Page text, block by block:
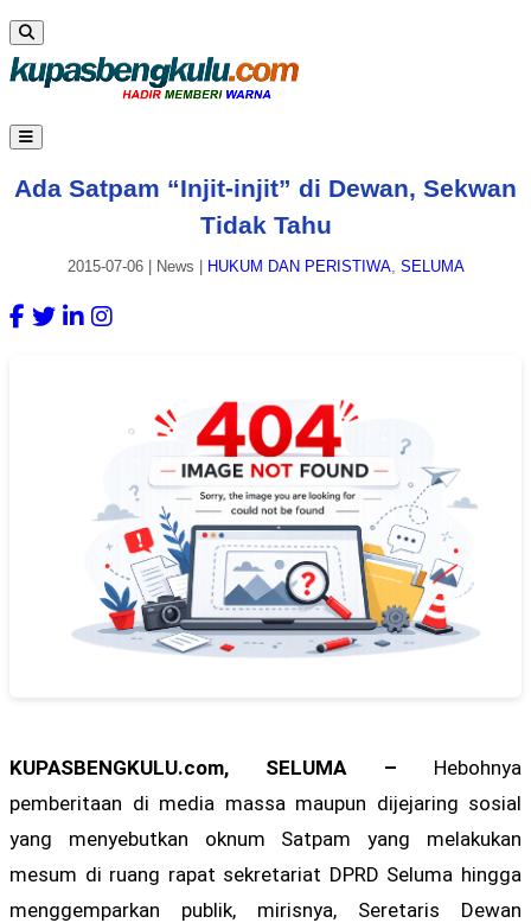
Ada Satpam “Injit-injit” di Dewan, Sekwan
Tidak Tahu
2015-07-06| News HUKUM DAN PERISTIWA, SELUMA
KUPASBENGKULU.com, SELUMA – Hebohnya
pemberitaan di media massa maupun dijejaring sosial
yang menyebutkan oknum Satpam yang melakukan
mesum di ruang rapat sekretariat DPRD Seluma hingga
menggemparkan publik, mirisnya, Seretaris Dewan